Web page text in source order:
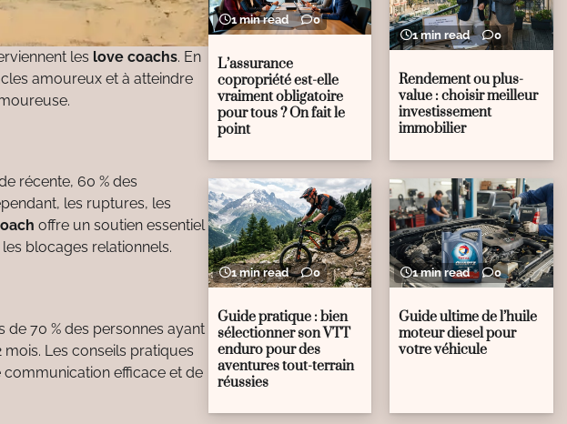
les love coachs. En
amoureux et à atteindre
récente, 60 % des
les ruptures, les
offre un soutien essentiel
blocages relationnels.
70 % des personnes ayant
Les conseils pratiques
efficace et de
1 min read 0
L’assurance
copropriété est-elle
vraiment obligatoire
pour tous ? On fait le
point
1 min read 0
Rendement ou plus-
value : choisir meilleur
investissement
immobilier
1 min read 0
Guide pratique : bien
sélectionner son VTT
enduro pour des
aventures tout-terrain
réussies
1 min read 0
Guide ultime de l’huile
moteur diesel pour
votre véhicule